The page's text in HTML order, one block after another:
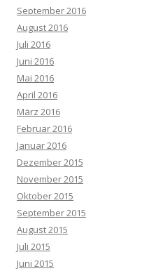
September 2016
August 2016
Juli 2016
Juni 2016
Mai 2016
April 2016
März 2016
Februar 2016
Januar 2016
Dezember 2015
November 2015
Oktober 2015
September 2015
August 2015
Juli 2015
Juni 2015